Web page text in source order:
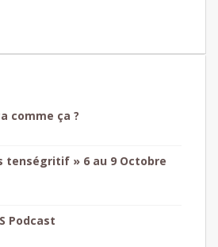
comme ça ?
tenségritif » 6 au 9 Octobre
Podcast